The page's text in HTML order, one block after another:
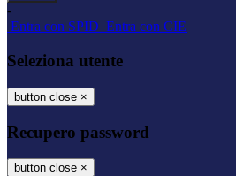
-
Entra con SPID Entra con CIE
Seleziona utente
button close ×
Recupero password
button close ×